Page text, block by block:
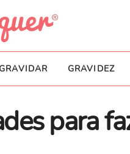
GRAVIDEZ
para